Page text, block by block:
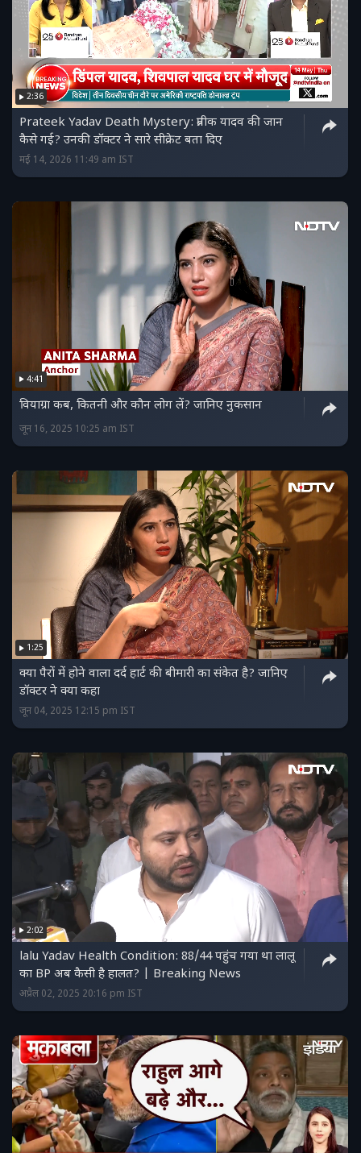
2:36
Prateek Yadav Death Mystery: प्रतीक यादव की जान
कैसे गई? उनकी डॉक्टर ने सारे सीक्रेट बता दिए
मई 14, 2026 11:49 am IST
4:41
वियाग्रा कब, कितनी और कौन लोग लें? जानिए नुकसान
जून 16, 2025 10:25 am IST
1:25
क्या पैरों में होने वाला दर्द हार्ट की बीमारी का संकेत है? जानिए
डॉक्टर ने क्या कहा
जून 04, 2025 12:15 pm IST
2:02
lalu Yadav Health Condition: 88/44 पहुंच गया था लालू
का BP अब कैसी है हालत? | Breaking News
अप्रैल 02, 2025 20:16 pm IST